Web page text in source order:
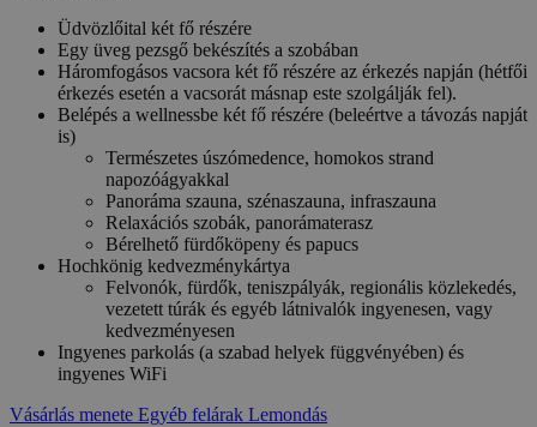
Üdvözlőital két fő részére
Egy üveg pezsgő bekészítés a szobában
Háromfogásos vacsora két fő részére az érkezés napján (hétfői
érkezés esetén a vacsorát másnap este szolgálják fel).
Belépés a wellnessbe két fő részére (beleértve a távozás napját
is)
Természetes úszómedence, homokos strand
napozóágyakkal
Panoráma szauna, szénaszauna, infraszauna
Relaxációs szobák, panorámaterasz
Bérelhető fürdőköpeny és papucs
Hochkönig kedvezménykártya
Felvonók, fürdők, teniszpályák, regionális közlekedés,
vezetett túrák és egyéb látnivalók ingyenesen, vagy
kedvezményesen
Ingyenes parkolás (a szabad helyek függvényében) és
ingyenes WiFi
Vásárlás menete Egyéb felárak Lemondás